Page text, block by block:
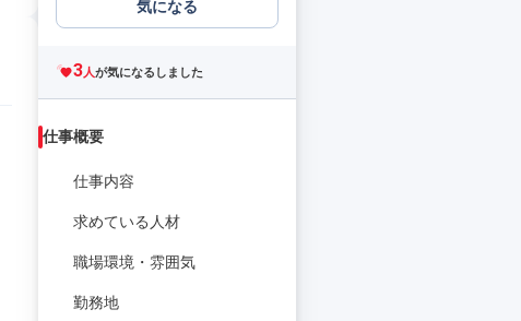
気になる
3人が気になるしました
仕事概要
仕事内容
求めている人材
職場環境・雰囲気
勤務地